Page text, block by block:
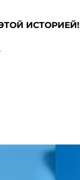
ИСТОРИЕЙ!